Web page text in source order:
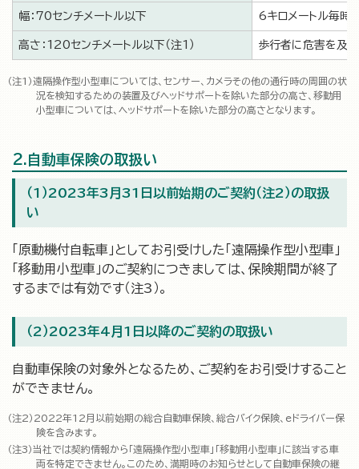
幅：70センチメートル以下 6キロメートル毎時
高さ：120センチメートル以下（注1） 歩行者に危害を及
遠隔操作型小型車については、センサー、カメラその他の通行時の周囲の状
況を検知するための装置及びヘッドサポートを除いた部分の高さ、移動用
小型車については、ヘッドサポートを除いた部分の高さとなります。
2.自動車保険の取扱い
（1）2023年3月31日以前始期のご契約（注2）の取扱
い
「原動機付自転車」としてお引受けした「遠隔操作型小型車」
「移動用小型車」のご契約につきましては、保険期間が終了
するまでは有効です（注3）。
（2）2023年4月1日以降のご契約の取扱い
自動車保険の対象外となるため、ご契約をお引受けすること
ができません。
2022年12月以前始期の総合自動車保険、総合バイク保険、eドライバー保
険を含みます。
当社では契約情報から「遠隔操作型小型車」「移動用小型車」に該当する車
両を特定できません。このため、満期時のお知らせとして自動車保険の継